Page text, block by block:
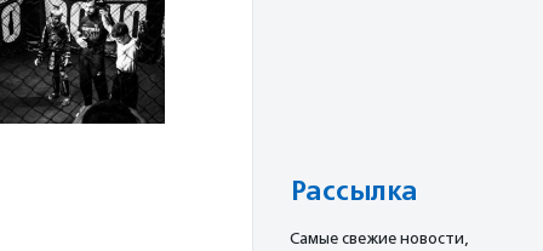
Рассылка
Cамые свежие новости,